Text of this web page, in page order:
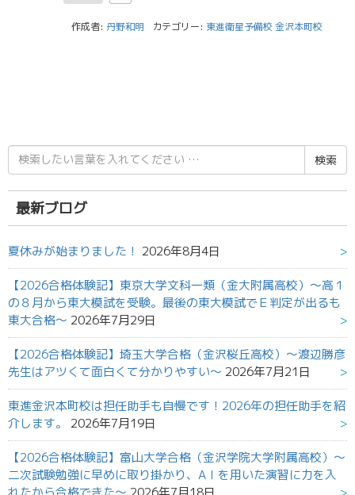
作成者: 丹野和明 カテゴリー: 東進衛星予備校 金沢本町校
検
索
結
果:
最新ブログ
夏休みが始まりました！ 2026年8月4日
【2026合格体験記】東京大学文科一類（金大附属高校）～高１
の８月から東大模試を受験。最後の東大模試でＥ判定が出るも
東大合格～ 2026年7月29日
【2026合格体験記】埼玉大学合格（金沢桜丘高校）～渡辺勝彦
先生はアツくて面白くて分かりやすい～ 2026年7月21日
東進金沢本町校は担任助手も自慢です！2026年の担任助手を紹
介します。
2026年7月19日
【2026合格体験記】富山大学合格（金沢学院大学附属高校）～
二次試験勉強に早めに取り掛かり、AＩを用いた演習に力を入